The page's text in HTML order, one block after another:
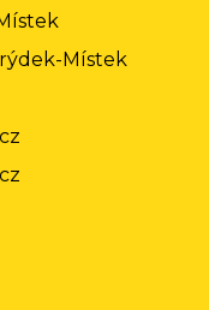
Místek